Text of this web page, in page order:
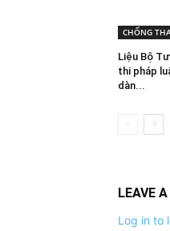
CHỐNG
Liệu Bộ
thi pháp
dàn...
LEAVE
Log in to